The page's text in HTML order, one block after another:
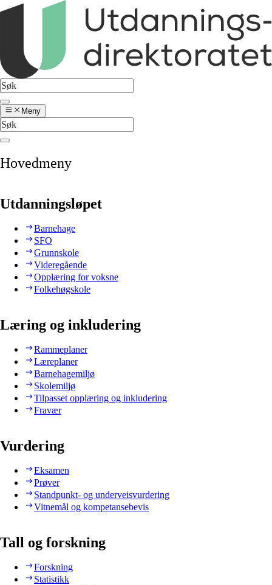
Meny
Hovedmeny
Utdanningsløpet
Barnehage
SFO
Grunnskole
Videregående
Opplæring for voksne
Folkehøgskole
Læring og inkludering
Rammeplaner
Læreplaner
Barnehagemiljø
Skolemiljø
Tilpasset opplæring og inkludering
Fravær
Vurdering
Eksamen
Prøver
Standpunkt- og underveisvurdering
Vitnemål og kompetansebevis
Tall og forskning
Forskning
Statistikk